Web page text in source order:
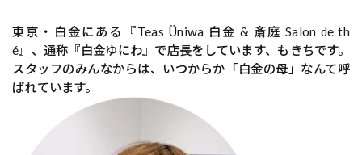
東京・白金にある『Teas Üniwa 白金 & 斎庭 Salon de th
é』、通称『白金ゆにわ』で店長をしています、もきちです。
スタッフのみんなからは、いつからか「白金の母」なんて呼
ばれています。